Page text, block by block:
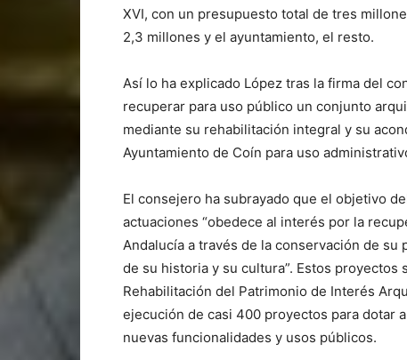
XVI, con un presupuesto total de tres
2,3 millones y el ayuntamiento, el resto.
Así lo ha explicado López tras la firma del
recuperar para uso público un conjunto
mediante su rehabilitación integral y su
Ayuntamiento de Coín para uso
El consejero ha subrayado que el objetivo
actuaciones “obedece al interés por la
Andalucía a través de la conservación de
de su historia y su cultura”. Estos
Rehabilitación del Patrimonio de Interés
ejecución de casi 400 proyectos para dotar
nuevas funcionalidades y usos públicos.